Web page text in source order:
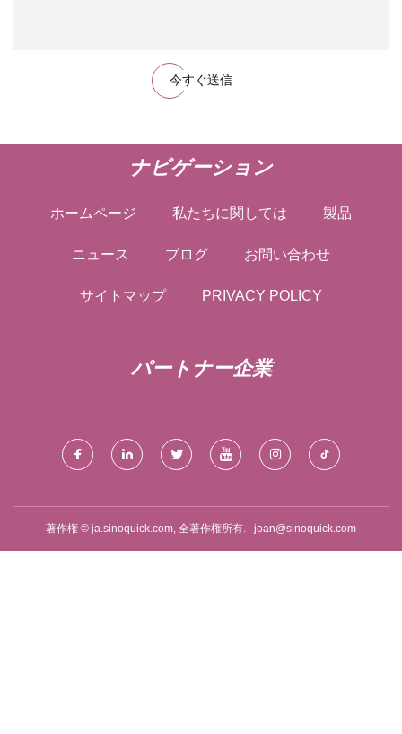
今すぐ送信
ナビゲーション
ホームページ 私たちに関しては 製品
ニュース ブログ お問い合わせ
サイトマップ PRIVACY POLICY
パートナー企業
著作権 © ja.sinoquick.com, 全著作権所有. joan@sinoquick.com